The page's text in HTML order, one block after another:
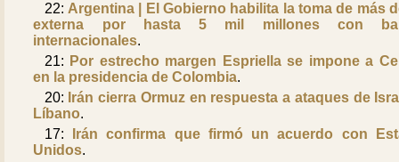
22: Argentina | El Gobierno habilita la toma de más
externa por hasta 5 mil millones con
internacionales.
21: Por estrecho margen Espriella se impone a
en la presidencia de Colombia.
20: Irán cierra Ormuz en respuesta a ataques de
Líbano.
17:
Irán confirma que firmó un acuerdo con
Unidos.